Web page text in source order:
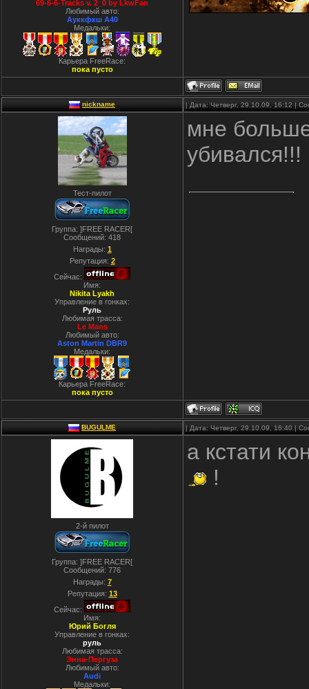
69-6-6-Tracks v. 2_0 by LkwFan
Любимый авто:
Ауккфкш А40
Медальки:
Карьера FreeRace:
пока пусто
nickname | Дата: Четверг, 29.10.09, 16:12 |
Тест-пилот
Группа: ]FREE RACER[
Сообщений: 418
Награды: 1
Репутация: 2
Сейчас:
Имя:
Nikita Lyakh
Управление в гонках:
Руль
Любимая трасса:
Le Mans
Любимый авто:
Aston Martin DBR9
Медальки:
Карьера FreeRace:
пока пусто
мне
убивался!!!
BUGULME | Дата: Четверг, 29.10.09, 16:40 |
2-й пилот
Группа: ]FREE RACER[
Сообщений: 776
Награды: 7
Репутация: 13
Сейчас:
Имя:
Юрий Богля
Управление в гонках:
руль
Любимая трасса:
Энна-Пергуза
Любимый авто:
Audi
Медальки:
а кстати
!